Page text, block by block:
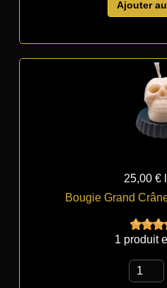
Ajouter
25,00 €
Bougie Grand
1 produit